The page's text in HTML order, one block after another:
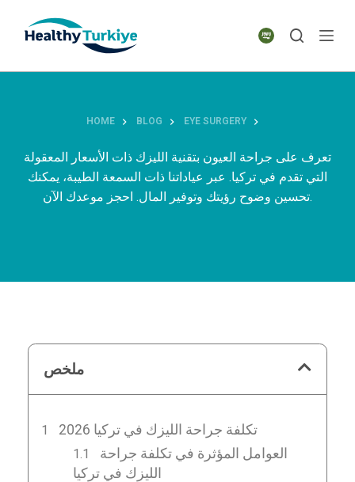
p
HOME BLOG EYE SURGERY
تعرف على جراحة العيون بتقنية الليزك ذات الأسعار المعقولة
التي تقدم في تركيا. عبر عياداتنا ذات السمعة الطيبة، يمكنك
تحسين وضوح رؤيتك وتوفير المال. احجز موعدك الآن.
ملخص
2026 تكلفة جراحة الليزك في تركيا
العوامل المؤثرة في تكلفة جراحة
الليزك في تركيا